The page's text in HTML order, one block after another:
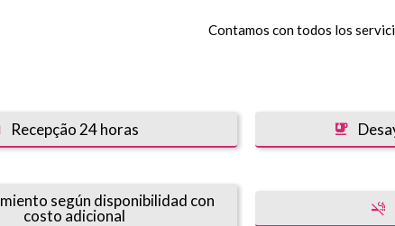
Contamos con todos los
Recepção 24 horas
según disponibilidad con
costo adicional